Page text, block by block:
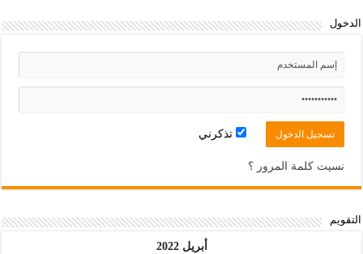
الدخول
تذكرني
نسيت كلمة المرور ؟
التقويم
أبريل 2022